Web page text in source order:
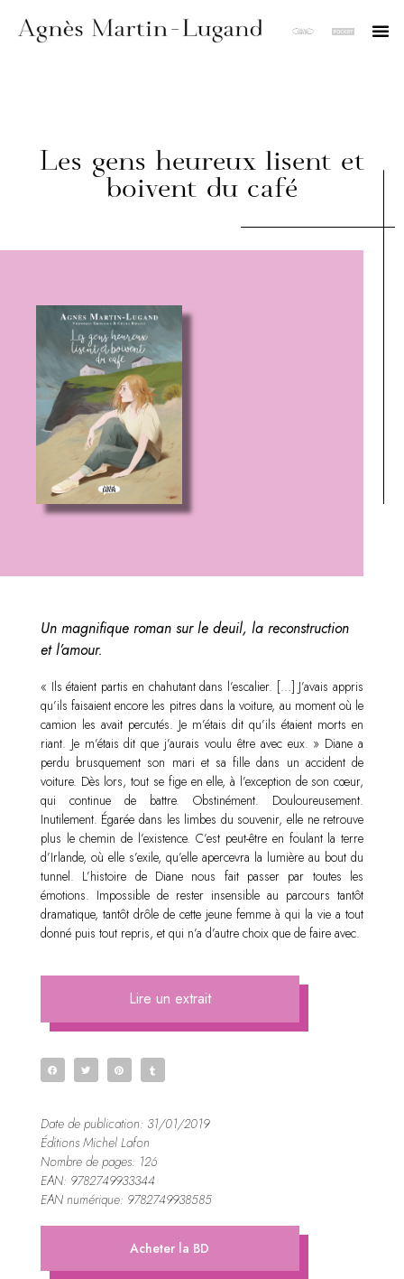
Les gens heureux lisent et
boivent du café
Un magnifique roman sur le deuil, la reconstruction
et l’amour.
« Ils étaient partis en chahutant dans l’escalier. […] J’avais appris
qu’ils faisaient encore les pitres dans la voiture, au moment où le
camion les avait percutés. Je m’étais dit qu’ils étaient morts en
riant. Je m’étais dit que j’aurais voulu être avec eux. » Diane a
perdu brusquement son mari et sa fille dans un accident de
voiture. Dès lors, tout se fige en elle, à l’exception de son cœur,
qui continue de battre. Obstinément. Douloureusement.
Inutilement. Égarée dans les limbes du souvenir, elle ne retrouve
plus le chemin de l’existence. C’est peut-être en foulant la terre
d’Irlande, où elle s’exile, qu’elle apercevra la lumière au bout du
tunnel. L’histoire de Diane nous fait passer par toutes les
émotions. Impossible de rester insensible au parcours tantôt
dramatique, tantôt drôle de cette jeune femme à qui la vie a tout
donné puis tout repris, et qui n’a d’autre choix que de faire avec.
Lire un extrait
Date de publication: 31/01/2019
Éditions Michel Lafon
Nombre de pages: 126
EAN: 9782749933344
EAN numérique: 9782749938585
Acheter la BD